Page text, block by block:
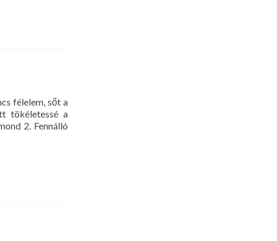
félelem, sőt a
tökéletessé a
2. Fennálló